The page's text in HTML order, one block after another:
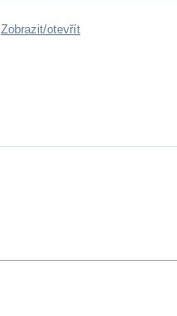
Zobrazit/otevřít